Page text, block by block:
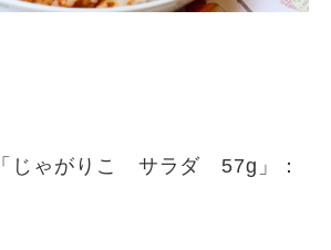
じゃがりこ サラダ 57g」：